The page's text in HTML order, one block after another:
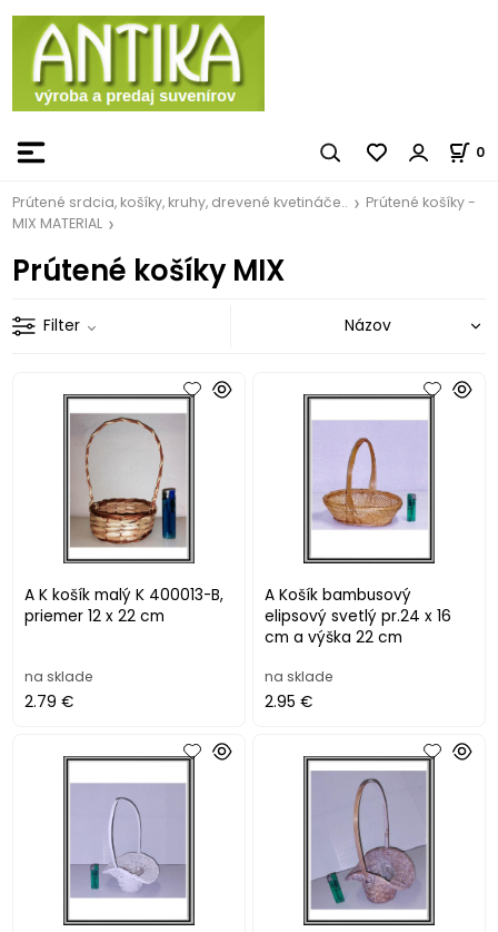
0
Prútené srdcia, košíky, kruhy, drevené kvetináče..
Prútené košíky -
MIX MATERIAL
Prútené košíky MIX
Filter
A K košík malý K 400013-B,
priemer 12 x 22 cm
na sklade
2.79 €
A Košík bambusový
elipsový svetlý pr.24 x 16
cm a výška 22 cm
na sklade
2.95 €